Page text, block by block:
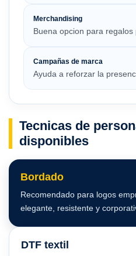
Merchandising
Buena opcion para regalos
Campañas de marca
Ayuda a reforzar la
Tecnicas de
disponibles
Bordado
Recomendado para logos
elegante, resistente y
DTF textil